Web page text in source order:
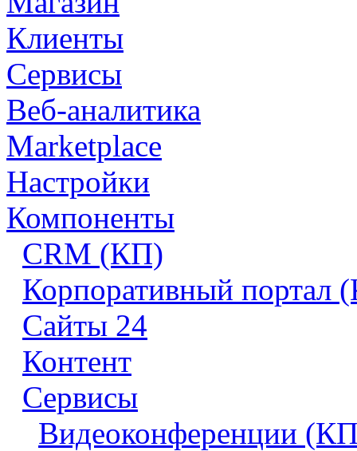
Клиенты
Сервисы
Веб-аналитика
Marketplace
Настройки
Компоненты
CRM (КП)
Корпоративный портал
Сайты 24
Контент
Сервисы
Видеоконференции